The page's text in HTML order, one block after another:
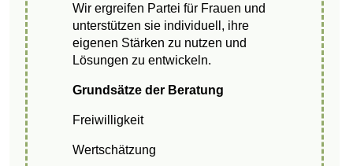
Wir ergreifen Partei für Frauen und
unterstützen sie individuell, ihre
eigenen Stärken zu nutzen und
Lösungen zu entwickeln.
Grundsätze der Beratung
Freiwilligkeit
Wertschätzung